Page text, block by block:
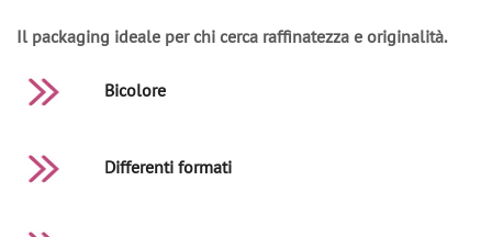
Il packaging ideale per chi cerca raffinatezza e originalità.
Bicolore
Differenti formati